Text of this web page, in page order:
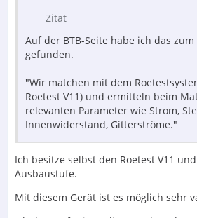
Zitat
Auf der BTB-Seite habe ich das
gefunden.
"Wir matchen mit dem
Roetest V11) und ermitteln beim
relevanten Parameter wie Strom,
Innenwiderstand, Gitterströme."
Ich besitze selbst den Roetest V11
Ausbaustufe.
Mit diesem Gerät ist es möglich sehr